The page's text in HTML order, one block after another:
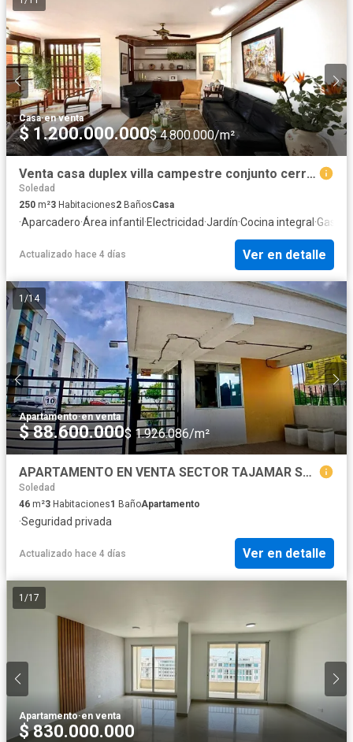
Casa·en venta
$ 1.200.000.000$ 4.800.000/m²
Venta casa duplex villa campestre conjunto cerrado BDElM
Soledad
250 m²3 Habitaciones2 BañosCasa
·Aparcadero·Área infantil ·Electricidad·Jardín·Cocina integral ·Gas
Actualizado hace 4 días Ver en detalle
1/14
Apartamento·en venta
$ 88.600.000$ 1.926.086/m²
APARTAMENTO EN VENTA SECTOR TAJAMAR SOLEDAD
Soledad
46 m²3 Habitaciones1 BañoApartamento
·Seguridad privada
Actualizado hace 4 días Ver en detalle
1 /17
Apartamento·en venta
$ 830.000.000